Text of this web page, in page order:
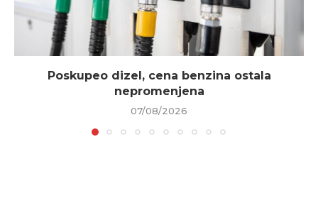
Poskupeo dizel, cena benzina ostala
nepromenjena
07/08/2026